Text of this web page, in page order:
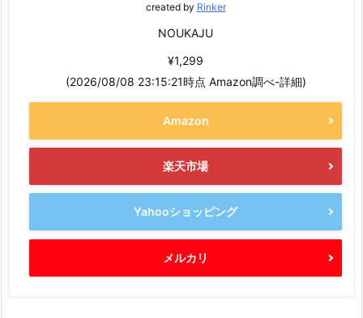
created by Rinker
NOUKAJU
¥1,299
(2026/08/08 23:15:21時点 Amazon調べ-詳細)
Amazon
楽天市場
Yahooショッピング
メルカリ